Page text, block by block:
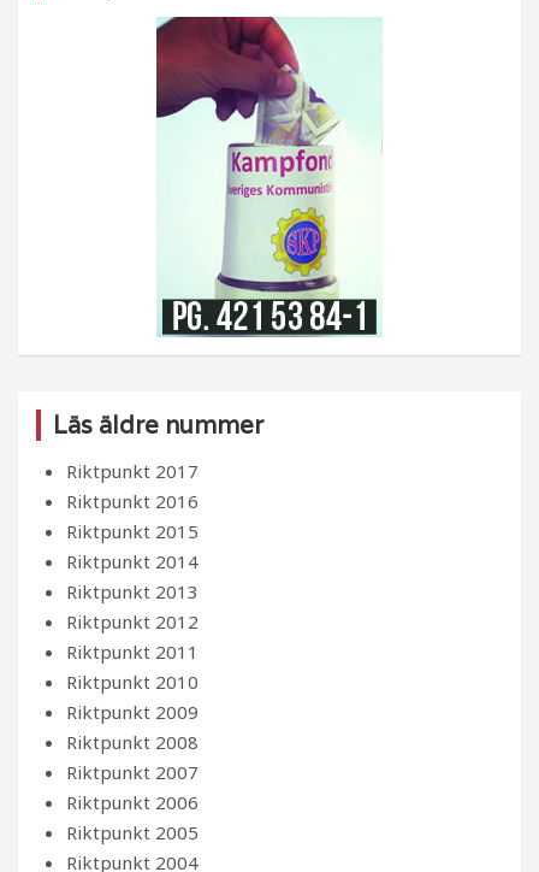
Läs äldre nummer
Riktpunkt 2017
Riktpunkt 2016
Riktpunkt 2015
Riktpunkt 2014
Riktpunkt 2013
Riktpunkt 2012
Riktpunkt 2011
Riktpunkt 2010
Riktpunkt 2009
Riktpunkt 2008
Riktpunkt 2007
Riktpunkt 2006
Riktpunkt 2005
Riktpunkt 2004